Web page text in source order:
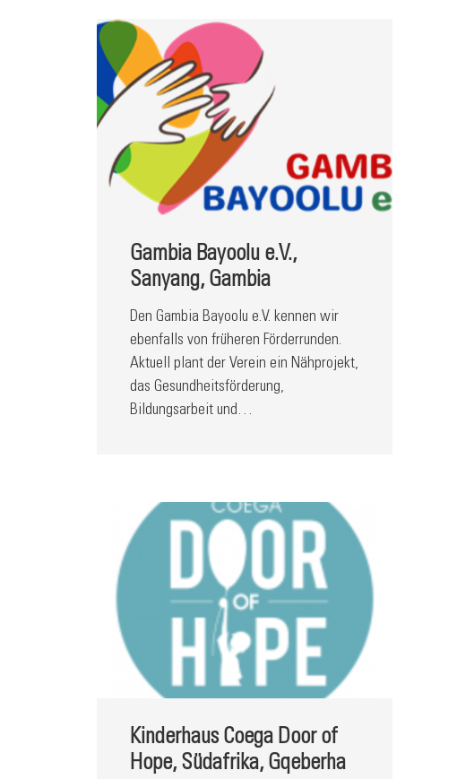
Gambia Bayoolu e.V.,
Sanyang, Gambia
Den Gambia Bayoolu e.V. kennen wir
ebenfalls von früheren Förderrunden.
Aktuell plant der Verein ein Nähprojekt,
das Gesundheitsförderung,
Bildungsarbeit und…
Kinderhaus Coega Door of
Hope, Südafrika, Gqeberha